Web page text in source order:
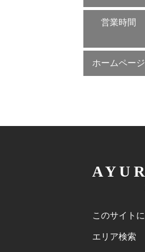
営業時間
ホームページ
このサイト
エリア検索